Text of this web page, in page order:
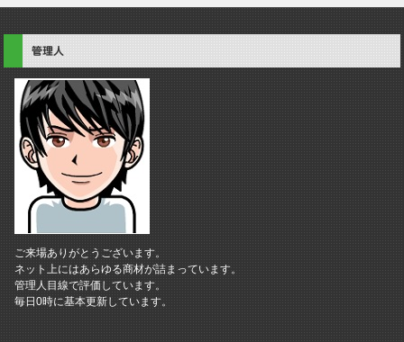
管理人
ご来場ありがとうございます。
ネット上にはあらゆる商材が詰まっています。
管理人目線で評価しています。
毎日0時に基本更新しています。